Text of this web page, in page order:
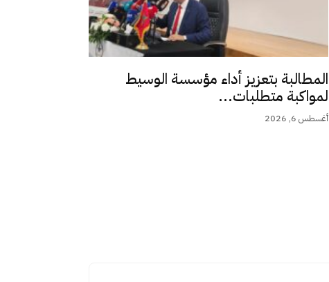
المطالبة بتعزيز أداء مؤسسة الوسيط
لمواكبة متطلبات...
أغسطس 6, 2026